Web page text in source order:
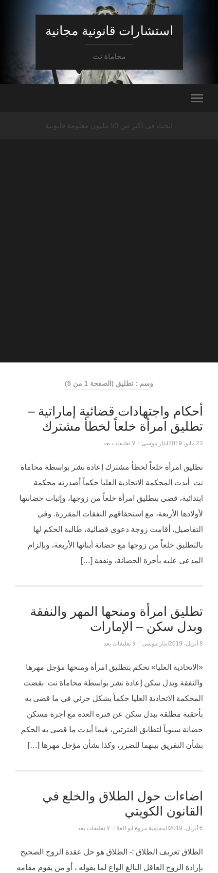
استشارات قانونية مجانية
محاماة نت
ابحث في أكثر من 50 مليون معلومة قانونية
وسم : تطليق (الصفحة 1 من 5)
أحكام واجتهادات قضائية إماراتية –
تطليق امرأة خلعاً لخطأ مشترك
23 مايو، 2019 ايثار موسى / لا تعليقات بعد
تطليق امرأة خلعاً لخطأ مشترك إعادة نشر بواسطة محاماة
نت أيدت المحكمة الاتحادية العليا حكماً أصدرته محكمة
ابتدائية، قضى بتطليق امرأة خلعاً من زوجها، وإثبات حضانتها
لأولادها الأربعة، مع استحقاقهم النفقات المقررة. وفي
التفاصيل، أقامت زوجة دعوى قضائية، طالبة الحكم لها
بالتطليق خلعاً من زوجها مع حضانة أبنائها الأربعة، وبإلزام
المدعى عليه بأجرة الحضانة، ونفقة […]
تطليق امرأة ومنحها المهر والنفقة
وبدل سكن – الإمارات
8 أبريل، 2019 ايثار موسى / لا تعليقات بعد
«الاتحادية العليا» تحكم بتطليق امرأة ومنحها مؤجل مهرها
والنفقة وبدل سكن إعادة نشر بواسطة محاماة نت نقضت
المحكمة الاتحادية العليا حكماً بشكل جزئي في ما قضى به
بأحقية مطلقة ببدل سكن عن فترة العدة مع أجرة مسكن
حضانة سنوياً لتطابق الفترتين، فيما أيدت ما قضى به الحكم
بشأن التفريق بينهما للضرر، وكذا بشأن مؤجل مهرها […]
اضاءات حول الطلاق والخلع في
القانون الكويتي
6 أبريل، 2019 المحامية مروة ابو العلا / لا تعليقات بعد
الطلاق تعريف الطلاق :- الطلاق هو حل عقدة الزوج الصحيح
بإرادة الزوج العاقل البالغ الواع لما يقوله ، أو من يقوم مقامه